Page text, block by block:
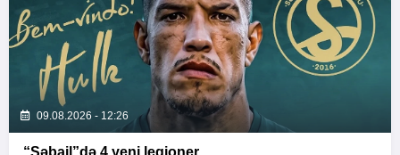
09.08.2026 - 12:26
“Səbail”də 4 yeni legioner